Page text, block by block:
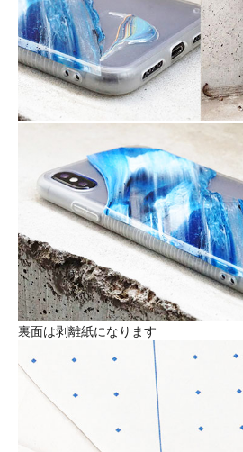
裏面は剥離紙になります